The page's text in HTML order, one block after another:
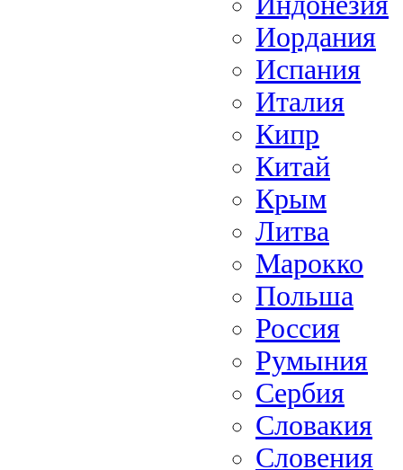
Иордания
Испания
Италия
Кипр
Китай
Крым
Литва
Марокко
Польша
Россия
Румыния
Сербия
Словакия
Словения